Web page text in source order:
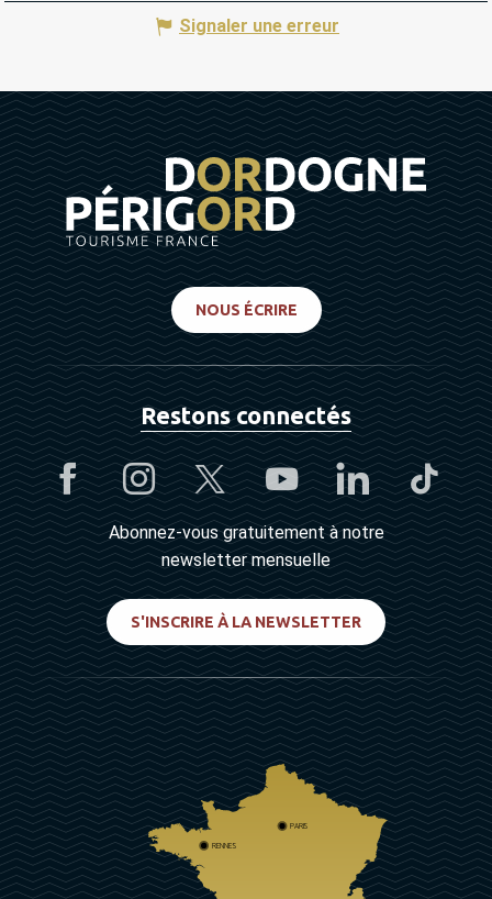
Signaler une erreur
NOUS ÉCRIRE
Restons connectés
Abonnez-vous gratuitement à notre
newsletter mensuelle
S'INSCRIRE À LA NEWSLETTER
PARIS
RENNES